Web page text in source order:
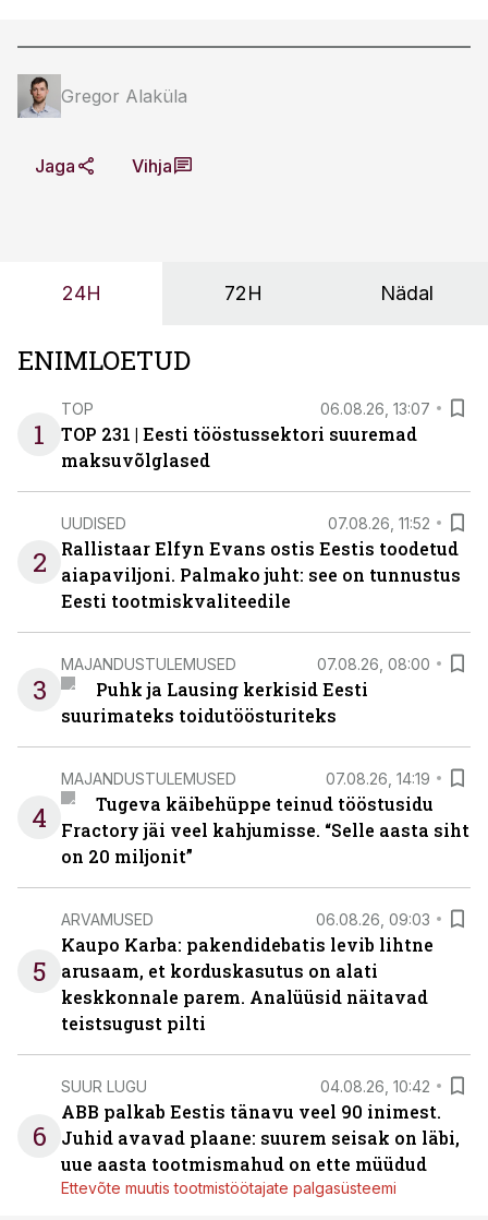
Gregor Alaküla
Jaga Vihja
24H 72H Nädal
ENIMLOETUD
1
TOP 06.08.26, 13:07
TOP 231 | Eesti tööstussektori suuremad
maksuvõlglased
2
UUDISED 07.08.26, 11:52
Rallistaar Elfyn Evans ostis Eestis toodetud
aiapaviljoni. Palmako juht: see on tunnustus
Eesti tootmiskvaliteedile
3
MAJANDUSTULEMUSED 07.08.26, 08:00
Puhk ja Lausing kerkisid Eesti
suurimateks toidutöösturiteks
4
MAJANDUSTULEMUSED 07.08.26, 14:19
Tugeva käibehüppe teinud tööstusidu
Fractory jäi veel kahjumisse. “Selle aasta siht
on 20 miljonit”
5
ARVAMUSED 06.08.26, 09:03
Kaupo Karba: pakendidebatis levib lihtne
arusaam, et korduskasutus on alati
keskkonnale parem. Analüüsid näitavad
teistsugust pilti
6
SUUR LUGU 04.08.26, 10:42
ABB palkab Eestis tänavu veel 90 inimest.
Juhid avavad plaane: suurem seisak on läbi,
uue aasta tootmismahud on ette müüdud
Ettevõte muutis tootmistöötajate palgasüsteemi